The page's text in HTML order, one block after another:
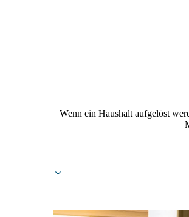
Wenn ein Haushalt aufgelöst